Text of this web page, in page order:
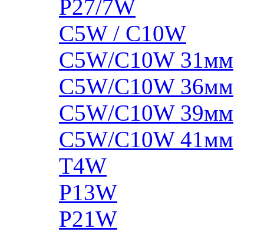
P27/7W
C5W / C10W
C5W/C10W 31мм
C5W/C10W 36мм
C5W/C10W 39мм
C5W/C10W 41мм
T4W
P13W
P21W